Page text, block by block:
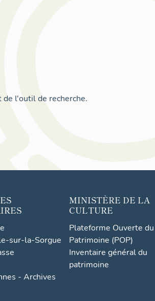
l'outil de recherche.
sur-la-Sorgue
- Archives
MINISTÈRE DE LA
CULTURE
Plateforme Ouverte du
Patrimoine (POP)
Inventaire général du
patrimoine